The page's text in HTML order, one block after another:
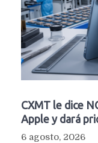
CXMT le dice
Apple y dará
6 agosto, 2026